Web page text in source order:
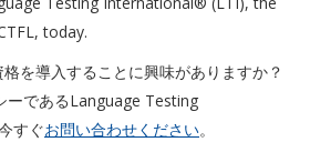
today.
を導入することに興味がありますか？
ーであるLanguage Testing
すぐお問い合わせください。